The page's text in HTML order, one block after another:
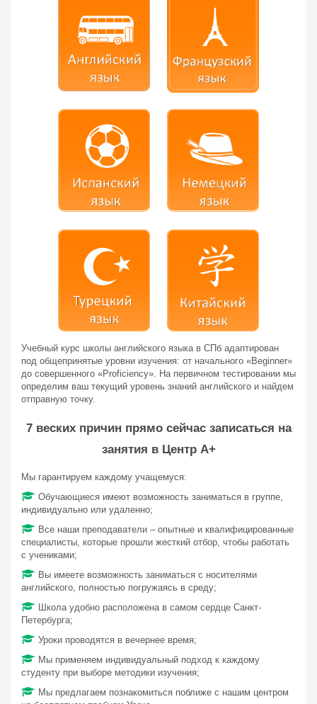
Учебный курс школы английского языка в СПб адаптирован
под общепринятые уровни изучения: от начального «Beginner»
до совершенного «Proficiency». На первичном тестировании мы
определим ваш текущий уровень знаний английского и найдем
отправную точку.
7 веских причин прямо сейчас записаться на
занятия в Центр А+
Мы гарантируем каждому учащемуся:
Обучающиеся имеют возможность заниматься в группе,
индивидуально или удаленно;
Все наши преподаватели – опытные и квалифицированные
специалисты, которые прошли жесткий отбор, чтобы работать
с учениками;
Вы имеете возможность заниматься с носителями
английского, полностью погружаясь в среду;
Школа удобно расположена в самом сердце Санкт-
Петербурга;
Уроки проводятся в вечернее время;
Мы применяем индивидуальный подход к каждому
студенту при выборе методики изучения;
Мы предлагаем познакомиться поближе с нашим центром